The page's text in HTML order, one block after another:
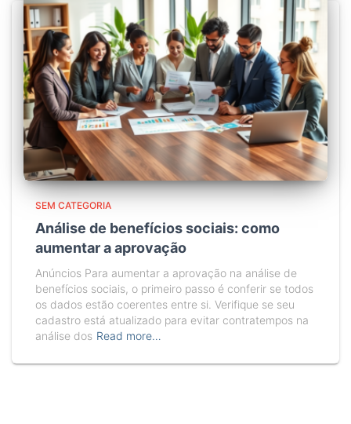
SEM CATEGORIA
Análise de benefícios sociais: como
aumentar a aprovação
Anúncios Para aumentar a aprovação na análise de
benefícios sociais, o primeiro passo é conferir se todos
os dados estão coerentes entre si. Verifique se seu
cadastro está atualizado para evitar contratempos na
análise dos Read more…